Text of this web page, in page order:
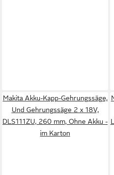
Makita Akku-Kapp-Gehrungssäge,
Und Gehrungssäge 2 x 18V,
DLS111ZU, 260 mm, Ohne Akku -
im Karton